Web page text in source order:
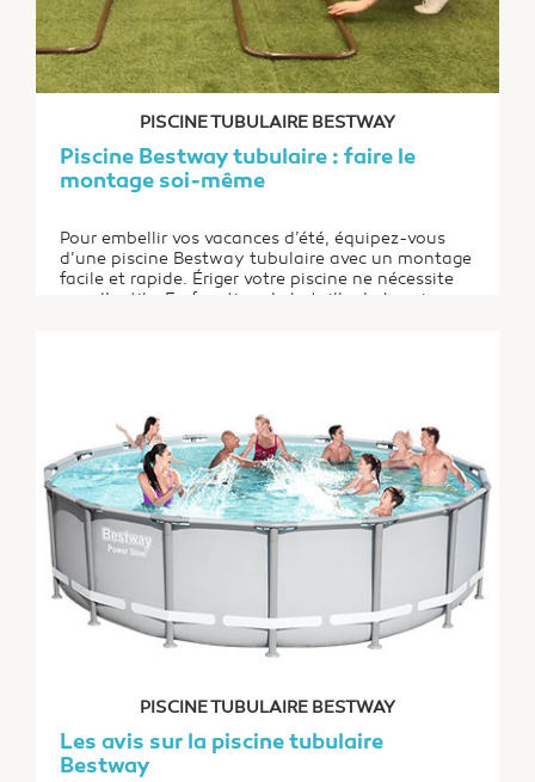
PISCINE TUBULAIRE BESTWAY
Piscine Bestway tubulaire : faire le
montage soi-même
Pour embellir vos vacances d’été, équipez-vous
d’une piscine Bestway tubulaire avec un montage
facile et rapide. Ériger votre piscine ne nécessite
pas d’outils. En fonction de la taille du bassin,
PISCINE TUBULAIRE BESTWAY
Les avis sur la piscine tubulaire
Bestway